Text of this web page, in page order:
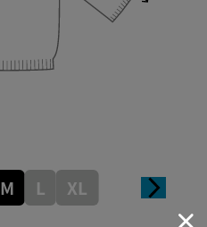
M L XL